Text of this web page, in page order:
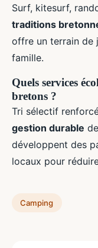
Surf, kitesurf,
traditions
offre un terrain de
famille.
Quels services
bretons ?
Tri sélectif
gestion durable
développent des
locaux pour
Camping